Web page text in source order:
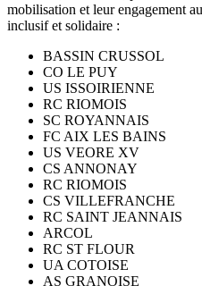
mobilisation et leur engagement
inclusif et solidaire :
BASSIN CRUSSOL
CO LE PUY
US ISSOIRIENNE
RC RIOMOIS
SC ROYANNAIS
FC AIX LES BAINS
US VEORE XV
CS ANNONAY
RC RIOMOIS
CS VILLEFRANCHE
RC SAINT JEANNAIS
ARCOL
RC ST FLOUR
UA COTOISE
AS GRANOISE